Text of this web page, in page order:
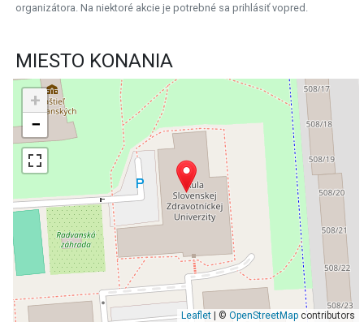
organizátora. Na niektoré akcie je potrebné sa prihlásiť vopred.
MIESTO KONANIA
+
−
Leaflet| © OpenStreetMapcontributors